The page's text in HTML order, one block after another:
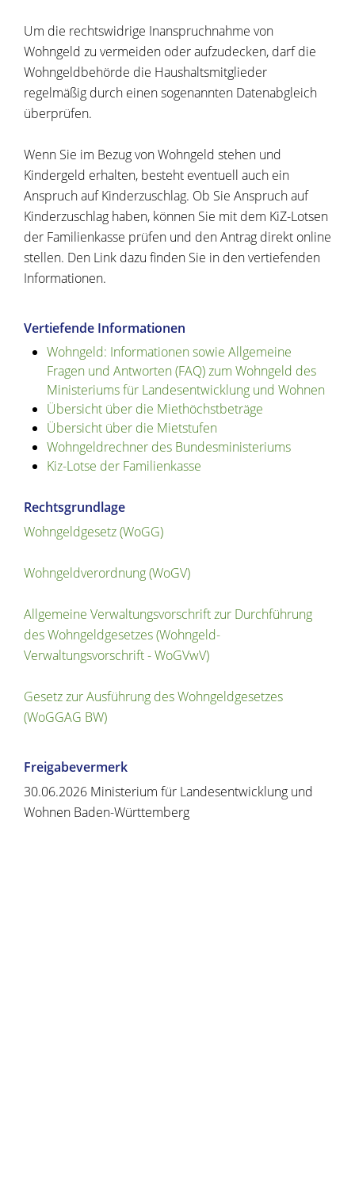
Um die rechtswidrige Inanspruchnahme von
Wohngeld zu vermeiden oder aufzudecken, darf die
Wohngeldbehörde die Haushaltsmitglieder
regelmäßig durch einen sogenannten Datenabgleich
überprüfen.
Wenn Sie im Bezug von Wohngeld stehen und
Kindergeld erhalten, besteht eventuell auch ein
Anspruch auf Kinderzuschlag. Ob Sie Anspruch auf
Kinderzuschlag haben, können Sie mit dem KiZ-Lotsen
der Familienkasse prüfen und den Antrag direkt online
stellen. Den Link dazu finden Sie in den vertiefenden
Informationen.
Vertiefende Informationen
Wohngeld: Informationen sowie Allgemeine
Fragen und Antworten (FAQ) zum Wohngeld des
Ministeriums für Landesentwicklung und Wohnen
Übersicht über die Miethöchstbeträge
Übersicht über die Mietstufen
Wohngeldrechner des Bundesministeriums
Kiz-Lotse der Familienkasse
Rechtsgrundlage
Wohngeldgesetz (WoGG)
Wohngeldverordnung (WoGV)
Allgemeine Verwaltungsvorschrift zur Durchführung
des Wohngeldgesetzes (Wohngeld-
Verwaltungsvorschrift - WoGVwV)
Gesetz zur Ausführung des Wohngeldgesetzes
(WoGGAG BW)
Freigabevermerk
30.06.2026 Ministerium für Landesentwicklung und
Wohnen Baden-Württemberg